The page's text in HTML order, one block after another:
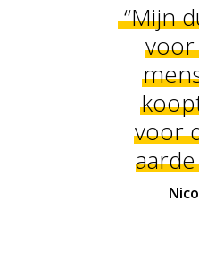
“Mijn
voor
voor